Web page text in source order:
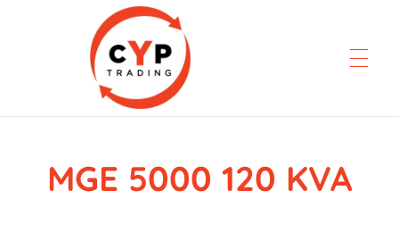
CYP Trading
Professionelle Ersatzteilbeschaffung
MGE 5000 120 KVA